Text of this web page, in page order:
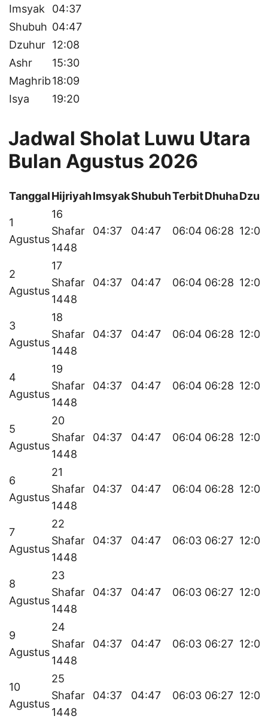
Imsyak
04:37
Shubuh 04:47
Dzuhur 12:08
Ashr
15:30
Maghrib18:09
Isya
19:20
Jadwal Sholat Luwu Utara
Bulan Agustus 2026
TanggalHijriyahImsyakShubuhTerbitDhuha
1
Agustus
16
Shafar
1448
04:37 04:47 06:04 06:28 12:09
2
Agustus
17
Shafar
1448
04:37 04:47 06:04 06:28 12:09
3
Agustus
18
Shafar
1448
04:37 04:47 06:04 06:28 12:08
4
Agustus
19
Shafar
1448
04:37 04:47 06:04 06:28 12:08
5
Agustus
20
Shafar
1448
04:37 04:47 06:04 06:28 12:08
6
Agustus
21
Shafar
1448
04:37 04:47 06:04 06:28 12:08
7
Agustus
22
Shafar
1448
04:37 04:47 06:03 06:27 12:08
8
Agustus
23
Shafar
1448
04:37 04:47 06:03 06:27 12:08
9
Agustus
24
Shafar
1448
04:37 04:47 06:03 06:27 12:08
10
Agustus
25
Shafar
1448
04:37 04:47 06:03 06:27 12:08